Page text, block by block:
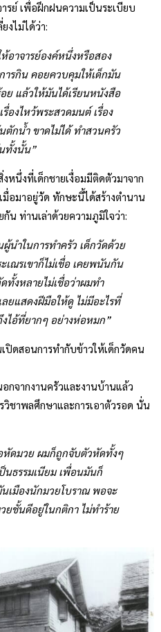
รย์ เพื่อฝึกฝนความเป็นระเบียบ
งไม่ได้ว่า:
อาจารย์องค์หนึ่งหรือสอง
ารกิน คอยควบคุมให้เด็กมัน
ย แล้วให้มันได้เรียนหนังสือ
รื่องไหว้พระสวดมนต์ เรื่อง
ตักน้ำ ขาดไม่ได้ ทำสวนครัว
ทั้งนั้น”
งหนึ่งที่เด็กชายเงื่อมมีติดตัวมาจาก
มื่อมาอยู่วัด ทักษะนี้ได้สร้างตำนาน
น ท่านเล่าด้วยความภูมิใจว่า:
นำในการทำครัว เด็กวัดด้วย
เณรเขาก็ไม่เชื่อ เคยพนันกัน
ทั้งหลายไม่เชื่อว่าผมทำ
ยแสดงฝีมือให้ดู ไม่มีอะไรที่
ไอ้ที่ยากๆ อย่างห่อหมก”
ปิดสอนการทำกับข้าวให้เด็กวัดคน
กจากงานครัวและงานบ้านแล้ว
ชาพลศึกษาและการเอาตัวรอด นั่น
หัดมวย ผมก็ถูกจับตัวหัดทั้งๆ
นธรรมเนียม เพื่อนมันก็
เมืองนักมวยโบราณ พอจะ
ยชั้นดีอยู่ในกติกา ไม่ทำร้าย